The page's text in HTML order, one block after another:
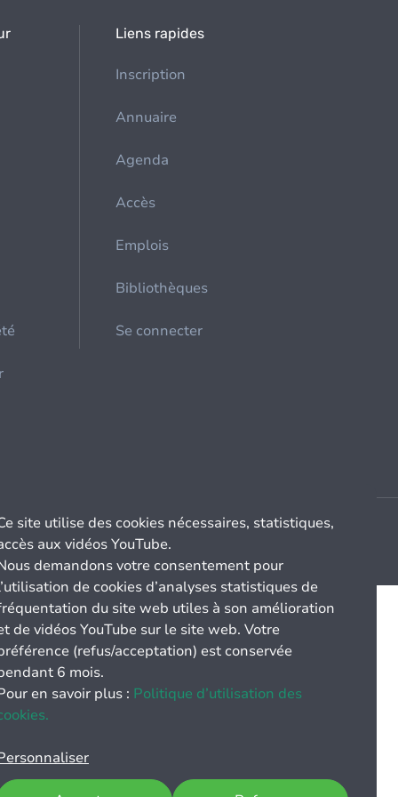
Liens rapides
Inscription
Annuaire
Agenda
Accès
Emplois
Bibliothèques
Se connecter
site utilise des cookies nécessaires, statistiques,
aux vidéos YouTube.
demandons votre consentement pour
de cookies d’analyses statistiques de
du site web utiles à son amélioration
de vidéos YouTube sur le site web. Votre
(refus/acceptation) est conservée
6 mois.
en savoir plus : Politique d’utilisation des